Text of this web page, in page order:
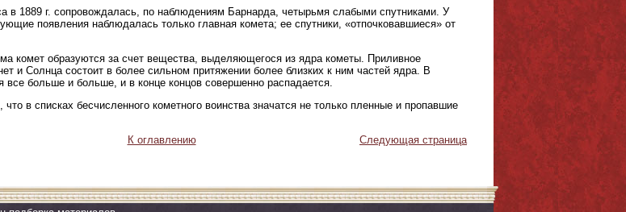
в 1889 г. сопровождалась, по наблюдениям Барнарда, четырьмя слабыми спутниками. У
появления наблюдалась только главная комета; ее спутники, «отпочковавшиеся» от
комет образуются за счет вещества, выделяющегося из ядра кометы. Приливное
и Солнца состоит в более сильном притяжении более близких к ним частей ядра. В
все больше и больше, и в конце концов совершенно распадается.
что в списках бесчисленного кометного воинства значатся не только пленные и пропавшие
К оглавлению Следующая страница